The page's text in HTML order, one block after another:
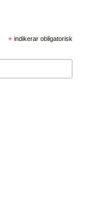
*indikerar obligatorisk